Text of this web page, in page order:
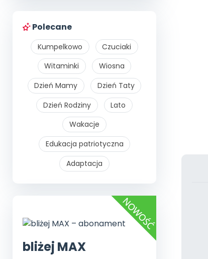
Polecane
Kumpelkowo
Czuciaki
Witaminki
Wiosna
Dzień Mamy
Dzień Taty
Dzień Rodziny
Lato
Wakacje
Edukacja patriotyczna
Adaptacja
bliżej MAX